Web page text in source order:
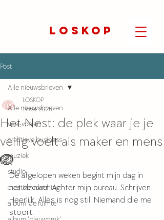
LOSKOP
Post
Alle nieuwsbrieven
veel-voelen
creatieve business
muziek
studio
creative coaching
album 'de ruimte'
Alle nieuwsbrieven
Het Nest: de plek waar je je
veilig voelt als maker en mens
🪺
LOSKOP
19 okt 2025
De afgelopen weken begint mijn dag in
het donker. Achter mijn bureau. Schrijven.
Heerlijk. Alles is nog stil. Niemand die me
stoort.